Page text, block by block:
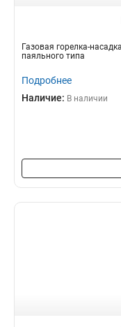
Газовая горелка-
паяльного типа
Подробнее
Наличие: В наличии